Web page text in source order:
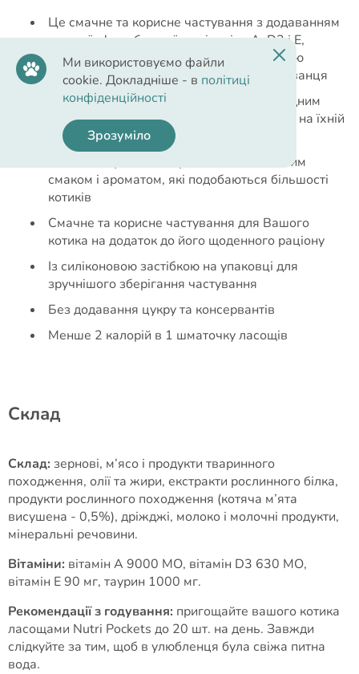
Це смачне та корисне частування з додаванням
котячої м'яти, багатої на вітаміни А, D3 і Е,
завдяки чому ласощі сприяють зміцненню
природних захисних сил організму вихованця
Котяча м’ята є для багатьох котів природним
атрактантом, а також позитивно впливає на їхній
настрій та самопочуття
Кожна подушечка відрізняється відмінним
смаком і ароматом, які подобаються більшості
котиків
Смачне та корисне частування для Вашого
котика на додаток до його щоденного раціону
Із силіконовою застібкою на упаковці для
зручнішого зберігання частування
Без додавання цукру та консервантів
Менше 2 калорій в 1 шматочку ласощів
Cклад
Склад: зернові, м’ясо і продукти тваринного
походження, олії та жири, екстракти рослинного білка,
продукти рослинного походження (котяча м’ята
висушена - 0,5%), дріжджі, молоко і молочні продукти,
мінеральні речовини.
Вітаміни: вітамін А 9000 МО, вітамін D3 630 МО,
вітамін Е 90 мг, таурин 1000 мг.
Рекомендації з годування: пригощайте вашого котика
ласощами Nutri Pockets до 20 шт. на день. Завжди
слідкуйте за тим, щоб в улюбленця була свіжа питна
вода.
Ми використовуємо файли
cookie. Докладніше - в політиці
конфіденційності
Зрозуміло